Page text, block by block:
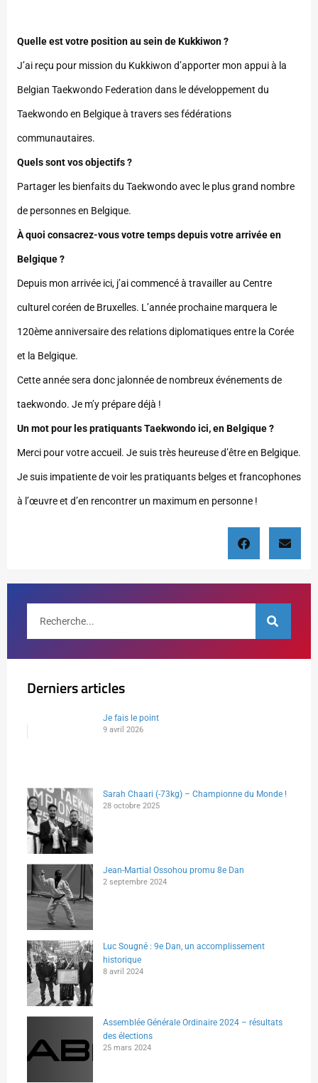
Quelle est votre position au sein de Kukkiwon ?
J’ai reçu pour mission du Kukkiwon d’apporter mon appui à la
Belgian Taekwondo Federation dans le développement du
Taekwondo en Belgique à travers ses fédérations
communautaires.
Quels sont vos objectifs ?
Partager les bienfaits du Taekwondo avec le plus grand nombre
de personnes en Belgique.
À quoi consacrez-vous votre temps depuis votre arrivée en
Belgique ?
Depuis mon arrivée ici, j’ai commencé à travailler au Centre
culturel coréen de Bruxelles. L’année prochaine marquera le
120ème anniversaire des relations diplomatiques entre la Corée
et la Belgique.
Cette année sera donc jalonnée de nombreux événements de
taekwondo. Je m’y prépare déjà !
Un mot pour les pratiquants Taekwondo ici, en Belgique ?
Merci pour votre accueil. Je suis très heureuse d’être en Belgique.
Je suis impatiente de voir les pratiquants belges et francophones
à l’œuvre et d’en rencontrer un maximum en personne !
Derniers articles
Je fais le point
9 avril 2026
Sarah Chaari (-73kg) – Championne du Monde !
28 octobre 2025
Jean-Martial Ossohou promu 8e Dan
2 septembre 2024
Luc Sougné : 9e Dan, un accomplissement
historique
8 avril 2024
Assemblée Générale Ordinaire 2024 – résultats
des élections
25 mars 2024